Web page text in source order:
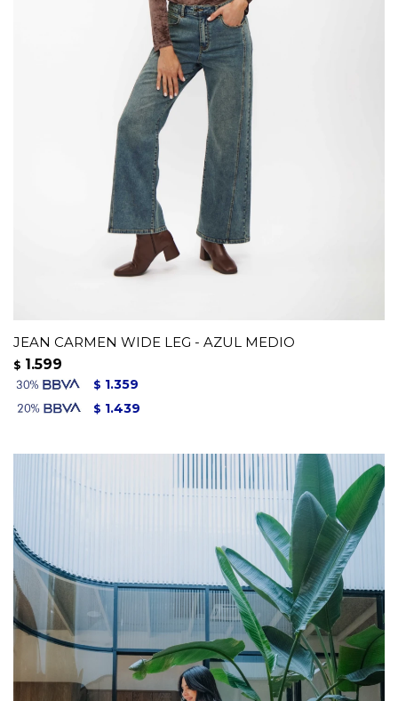
JEAN CARMEN WIDE LEG - AZUL MEDIO
$ 1.599
$ 1.359
$ 1.439